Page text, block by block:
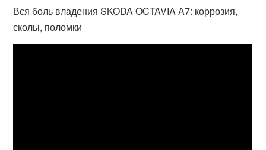
Вся боль владения SKODA OCTAVIA A7: коррозия,
сколы, поломки